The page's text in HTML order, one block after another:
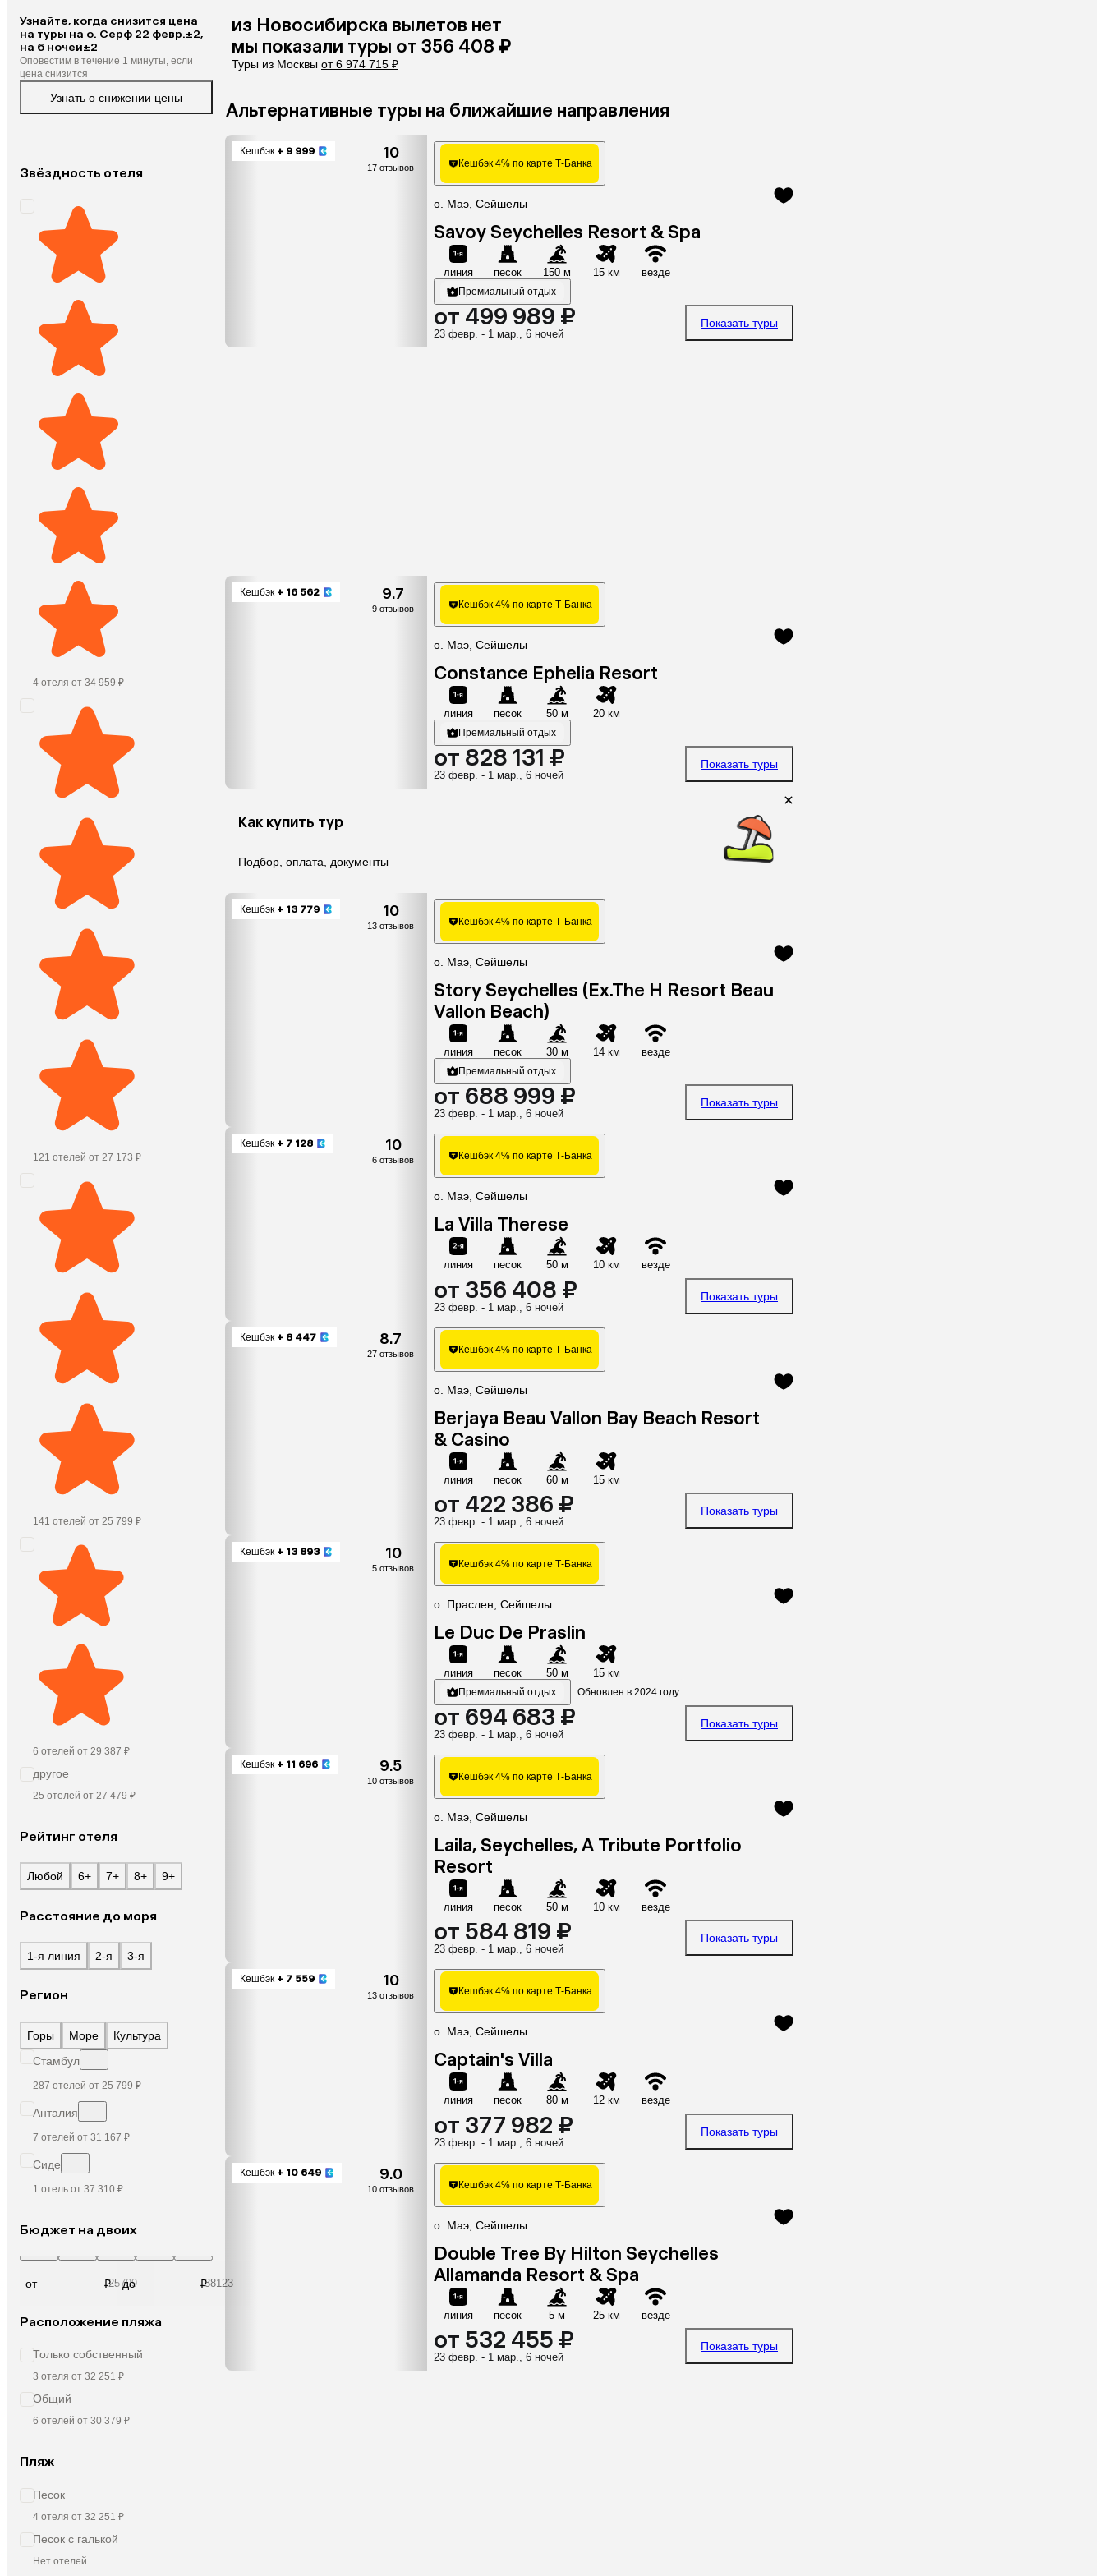
Узнайте, когда снизится цена
на туры на о. Серф 22 февр.±2,
на 6 ночей±2
Оповестим в течение 1 минуты, если
цена снизится
Узнать о снижении цены
Звёздность отеля
4 отеля от 34 959 ₽
121 отелей от 27 173 ₽
141 отелей от 25 799 ₽
6 отелей от 29 387 ₽
другое
25 отелей от 27 479 ₽
Рейтинг отеля
Любой 6+ 7+ 8+ 9+
Расстояние до моря
1-я линия 2-я 3-я
Регион
Горы Море
Культура
Стамбул
287 отелей от 25 799 ₽
Анталия
7 отелей от 31 167 ₽
Сиде
1 отель от 37 310 ₽
Бюджет на двоих
от ₽ до ₽
Расположение пляжа
Только собственный
3 отеля от 32 251 ₽
Общий
6 отелей от 30 379 ₽
Пляж
Песок
4 отеля от 32 251 ₽
Песок с галькой
Нет отелей
из Новосибирска вылетов нет
мы показали туры от 356 408 ₽
Туры из Москвы от 6 974 715 ₽
Альтернативные туры на ближайшие направления
Кешбэк + 9 999 10
17 отзывов Кешбэк 4% по карте Т-Банка
о. Маэ, Сейшелы
Savoy Seychelles Resort & Spa
линия песок 150 м 15 км везде
Премиальный отдых
от 499 989 ₽
23 февр. - 1 мар., 6 ночей
Показать туры
Кешбэк + 16 562 9.7
9 отзывов Кешбэк 4% по карте Т-Банка
о. Маэ, Сейшелы
Constance Ephelia Resort
линия песок 50 м 20 км
Премиальный отдых
от 828 131 ₽
23 февр. - 1 мар., 6 ночей
Показать туры
Как купить тур
Подбор, оплата, документы
Кешбэк + 13 779 10
13 отзывов Кешбэк 4% по карте Т-Банка
о. Маэ, Сейшелы
Story Seychelles (Ex.The H Resort Beau
Vallon Beach)
линия песок 30 м 14 км везде
Премиальный отдых
от 688 999 ₽
23 февр. - 1 мар., 6 ночей
Показать туры
Кешбэк + 7 128 10
6 отзывов Кешбэк 4% по карте Т-Банка
о. Маэ, Сейшелы
La Villa Therese
линия песок 50 м 10 км везде
от 356 408 ₽
23 февр. - 1 мар., 6 ночей
Показать туры
Кешбэк + 8 447 8.7
27 отзывов Кешбэк 4% по карте Т-Банка
о. Маэ, Сейшелы
Berjaya Beau Vallon Bay Beach Resort
& Casino
линия песок 60 м 15 км
от 422 386 ₽
23 февр. - 1 мар., 6 ночей
Показать туры
Кешбэк + 13 893 10
5 отзывов Кешбэк 4% по карте Т-Банка
о. Праслен, Сейшелы
Le Duc De Praslin
линия песок 50 м 15 км
Премиальный отдых Обновлен в 2024 году
от 694 683 ₽
23 февр. - 1 мар., 6 ночей
Показать туры
Кешбэк + 11 696 9.5
10 отзывов Кешбэк 4% по карте Т-Банка
о. Маэ, Сейшелы
Laila, Seychelles, A Tribute Portfolio
Resort
линия песок 50 м 10 км везде
от 584 819 ₽
23 февр. - 1 мар., 6 ночей
Показать туры
Кешбэк + 7 559 10
13 отзывов Кешбэк 4% по карте Т-Банка
о. Маэ, Сейшелы
Captain's Villa
линия песок 80 м 12 км везде
от 377 982 ₽
23 февр. - 1 мар., 6 ночей
Показать туры
Кешбэк + 10 649 9.0
10 отзывов Кешбэк 4% по карте Т-Банка
о. Маэ, Сейшелы
Double Tree By Hilton Seychelles
Allamanda Resort & Spa
линия песок 5 м 25 км везде
от 532 455 ₽
23 февр. - 1 мар., 6 ночей
Показать туры